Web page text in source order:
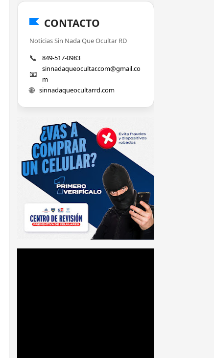
CONTACTO
Noticias Sin Nada Que Ocultar RD
📞 849-517-0983
📧
sinnadaqueocultar.com@gmail.co
m
🌐 sinnadaqueocultarrd.com